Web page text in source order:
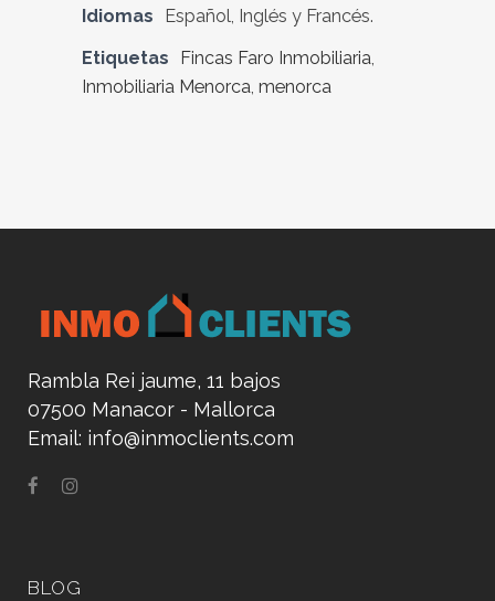
Idiomas
Español, Inglés y Francés.
Etiquetas
Fincas Faro Inmobiliaria,
Inmobiliaria Menorca, menorca
Rambla Rei jaume, 11 bajos
07500 Manacor - Mallorca
Email: info@inmoclients.com
BLOG